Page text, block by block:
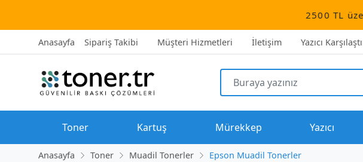
2500 TL üzeri
Anasayfa Sipariş Takibi Müşteri Hizmetleri İletişim Yazıcı
Toner Kartuş Mürekkep Yazıcı
Anasayfa Toner Muadil Tonerler Epson Muadil Tonerler